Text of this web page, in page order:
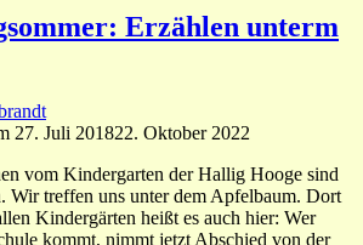
Erzählen unterm
27. Juli 201822. Oktober 2022
vom Kindergarten der Hallig Hooge sind
Wir treffen uns unter dem Apfelbaum. Dort
Kindergärten heißt es auch hier: Wer
kommt, nimmt jetzt Abschied von der